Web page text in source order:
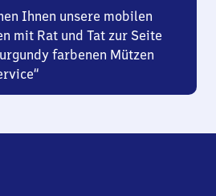
Ihnen unsere mobilen
mit Rat und Tat zur Seite
farbenen Mützen